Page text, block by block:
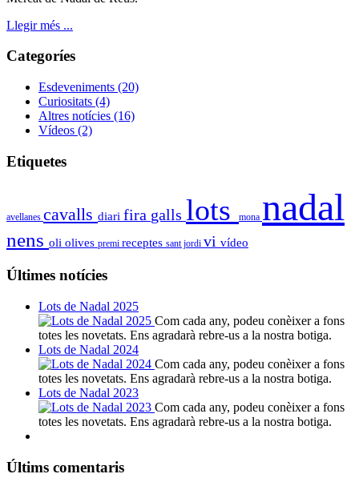
Llegir més ...
Categoríes
Esdeveniments (20)
Curiositats (4)
Altres notícies (16)
Vídeos (2)
Etiquetes
avellanes cavalls diari fira galls lots mona nadal
nens oli olives premi receptes sant jordi vi vídeo
Últimes notícies
Lots de Nadal 2025
Com cada any, podeu conèixer a fons
totes les novetats. Ens agradarà rebre-us a la nostra botiga.
Lots de Nadal 2024
Com cada any, podeu conèixer a fons
totes les novetats. Ens agradarà rebre-us a la nostra botiga.
Lots de Nadal 2023
Com cada any, podeu conèixer a fons
totes les novetats. Ens agradarà rebre-us a la nostra botiga.
Últims comentaris